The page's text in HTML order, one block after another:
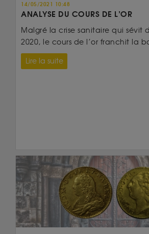
14/05/2021 10:48
ANALYSE DU COURS DE L’OR
Malgré la crise sanitaire qui sévit
2020, le cours de l’or franchit la
Lire la suite